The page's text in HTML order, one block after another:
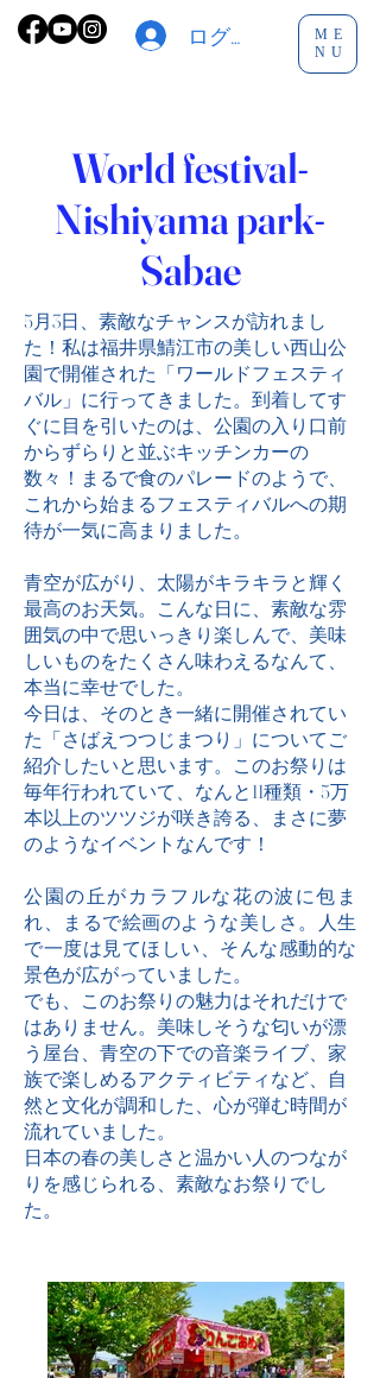
ME
NU
ログイン
World festival-
Nishiyama park-
Sabae
5月3日、素敵なチャンスが訪れまし
た！私は福井県鯖江市の美しい西山公
園で開催された「ワールドフェスティ
バル」に行ってきました。到着してす
ぐに目を引いたのは、公園の入り口前
からずらりと並ぶキッチンカーの
数々！まるで食のパレードのようで、
これから始まるフェスティバルへの期
待が一気に高まりました。
青空が広がり、太陽がキラキラと輝く
最高のお天気。こんな日に、素敵な雰
囲気の中で思いっきり楽しんで、美味
しいものをたくさん味わえるなんて、
本当に幸せでした。
今日は、そのとき一緒に開催されてい
た「さばえつつじまつり」についてご
紹介したいと思います。このお祭りは
毎年行われていて、なんと11種類・5万
本以上のツツジが咲き誇る、まさに夢
のようなイベントなんです！
公園の丘がカラフルな花の波に包ま
れ、まるで絵画のような美しさ。人生
で一度は見てほしい、そんな感動的な
景色が広がっていました。
でも、このお祭りの魅力はそれだけで
はありません。美味しそうな匂いが漂
う屋台、青空の下での音楽ライブ、家
族で楽しめるアクティビティなど、自
然と文化が調和した、心が弾む時間が
流れていました。
日本の春の美しさと温かい人のつなが
りを感じられる、素敵なお祭りでし
た。